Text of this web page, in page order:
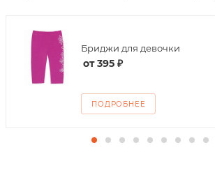
Бриджи для девочки
от395 ₽
ПОДРОБНЕЕ